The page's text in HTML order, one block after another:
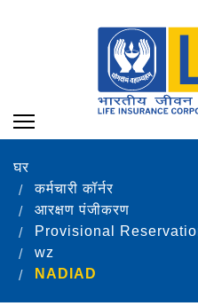
घर
कर्मचारी कॉर्नर
आरक्षण पंजीकरण
wz
NADIAD